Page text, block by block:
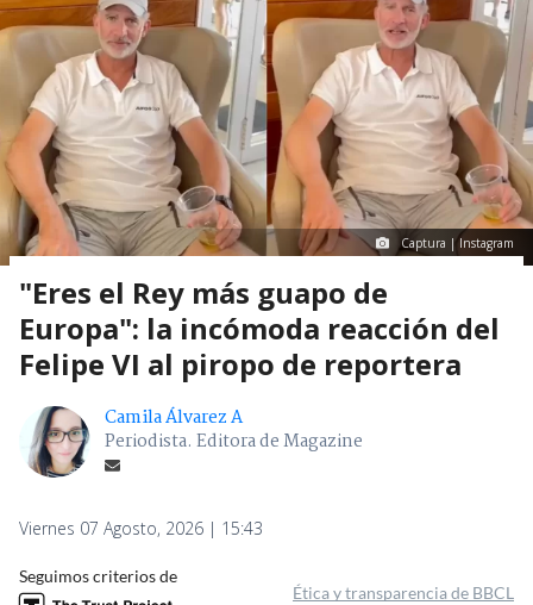
Captura | Instagram
"Eres el Rey más guapo de
Europa": la incómoda reacción del
Felipe VI al piropo de reportera
Camila Álvarez A
Periodista. Editora de Magazine
Viernes 07 Agosto, 2026 | 15:43
Seguimos criterios de
Ética y transparencia de BBCL